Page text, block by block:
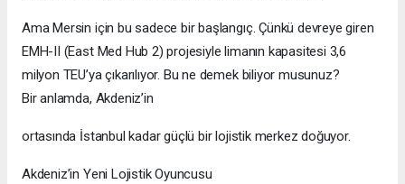
Ama Mersin için bu sadece bir başlangıç. Çünkü devreye giren
EMH-II (East Med Hub 2) projesiyle limanın kapasitesi 3,6
milyon TEU’ya çıkarılıyor. Bu ne demek biliyor musunuz?
Bir anlamda, Akdeniz’in
ortasında İstanbul kadar güçlü bir lojistik merkez doğuyor.
Akdeniz’in Yeni Lojistik Oyuncusu